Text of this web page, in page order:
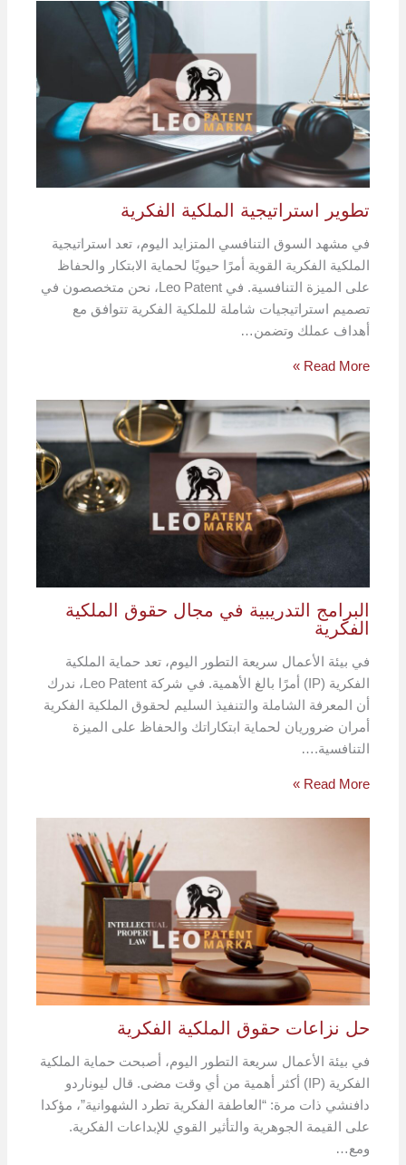
تطوير استراتيجية الملكية الفكرية
في مشهد السوق التنافسي المتزايد اليوم، تعد استراتيجية
الملكية الفكرية القوية أمرًا حيويًا لحماية الابتكار والحفاظ
على الميزة التنافسية. في Leo Patent، نحن متخصصون في
تصميم استراتيجيات شاملة للملكية الفكرية تتوافق مع
أهداف عملك وتضمن…
Read More »
البرامج التدريبية في مجال حقوق الملكية
الفكرية
في بيئة الأعمال سريعة التطور اليوم، تعد حماية الملكية
الفكرية (IP) أمرًا بالغ الأهمية. في شركة Leo Patent، ندرك
أن المعرفة الشاملة والتنفيذ السليم لحقوق الملكية الفكرية
أمران ضروريان لحماية ابتكاراتك والحفاظ على الميزة
التنافسية.…
Read More »
حل نزاعات حقوق الملكية الفكرية
في بيئة الأعمال سريعة التطور اليوم، أصبحت حماية الملكية
الفكرية (IP) أكثر أهمية من أي وقت مضى. قال ليوناردو
دافنشي ذات مرة: “العاطفة الفكرية تطرد الشهوانية”، مؤكدا
على القيمة الجوهرية والتأثير القوي للإبداعات الفكرية.
ومع…